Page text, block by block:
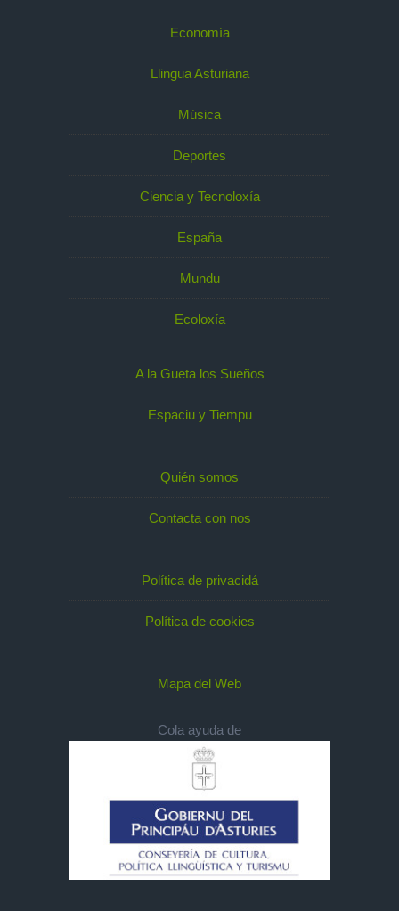
Economía
Llingua Asturiana
Música
Deportes
Ciencia y Tecnoloxía
España
Mundu
Ecoloxía
A la Gueta los Sueños
Espaciu y Tiempu
Quién somos
Contacta con nos
Política de privacidá
Política de cookies
Mapa del Web
Cola ayuda de